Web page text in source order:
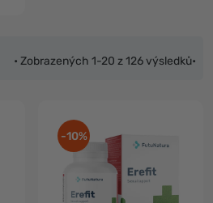
• Zobrazených 1-20 z 126 výsledků•
-10%